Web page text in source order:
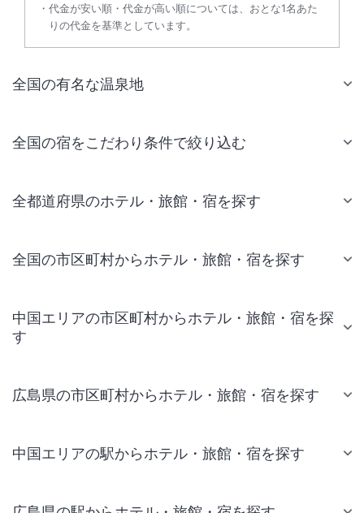
代金が安い順・代金が高い順については、おとな1名あた
りの代金を基準としています。
全国の有名な温泉地
全国の宿をこだわり条件で絞り込む
全都道府県のホテル・旅館・宿を探す
全国の市区町村からホテル・旅館・宿を探す
中国エリアの市区町村からホテル・旅館・宿を探
す
広島県の市区町村からホテル・旅館・宿を探す
中国エリアの駅からホテル・旅館・宿を探す